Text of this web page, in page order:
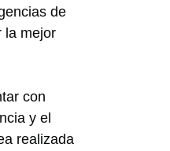
de
la mejor
con
y el
realizada